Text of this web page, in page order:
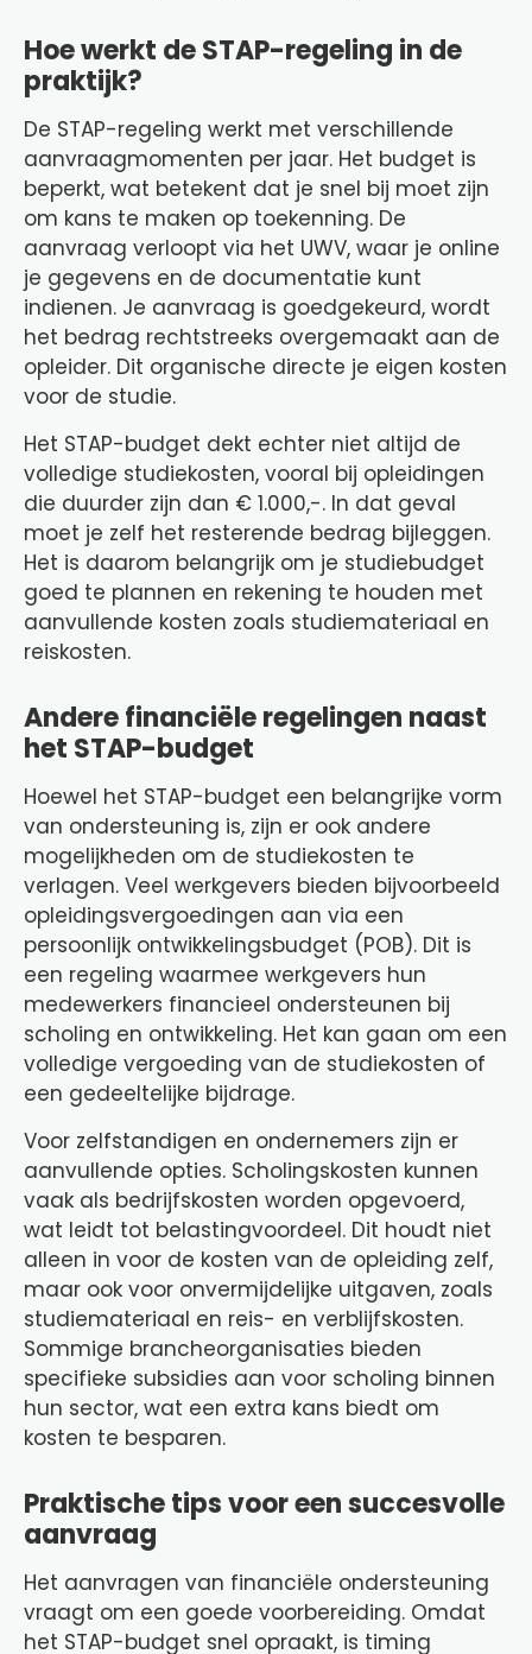
Hoe werkt de STAP-regeling in de
praktijk?
De STAP-regeling werkt met verschillende
aanvraagmomenten per jaar. Het budget is
beperkt, wat betekent dat je snel bij moet zijn
om kans te maken op toekenning. De
aanvraag verloopt via het UWV, waar je online
je gegevens en de documentatie kunt
indienen. Je aanvraag is goedgekeurd, wordt
het bedrag rechtstreeks overgemaakt aan de
opleider. Dit organische directe je eigen kosten
voor de studie.
Het STAP-budget dekt echter niet altijd de
volledige studiekosten, vooral bij opleidingen
die duurder zijn dan € 1.000,-. In dat geval
moet je zelf het resterende bedrag bijleggen.
Het is daarom belangrijk om je studiebudget
goed te plannen en rekening te houden met
aanvullende kosten zoals studiemateriaal en
reiskosten.
Andere financiële regelingen naast
het STAP-budget
Hoewel het STAP-budget een belangrijke vorm
van ondersteuning is, zijn er ook andere
mogelijkheden om de studiekosten te
verlagen. Veel werkgevers bieden bijvoorbeeld
opleidingsvergoedingen aan via een
persoonlijk ontwikkelingsbudget (POB). Dit is
een regeling waarmee werkgevers hun
medewerkers financieel ondersteunen bij
scholing en ontwikkeling. Het kan gaan om een
volledige vergoeding van de studiekosten of
een gedeeltelijke bijdrage.
Voor zelfstandigen en ondernemers zijn er
aanvullende opties. Scholingskosten kunnen
vaak als bedrijfskosten worden opgevoerd,
wat leidt tot belastingvoordeel. Dit houdt niet
alleen in voor de kosten van de opleiding zelf,
maar ook voor onvermijdelijke uitgaven, zoals
studiemateriaal en reis- en verblijfskosten.
Sommige brancheorganisaties bieden
specifieke subsidies aan voor scholing binnen
hun sector, wat een extra kans biedt om
kosten te besparen.
Praktische tips voor een succesvolle
aanvraag
Het aanvragen van financiële ondersteuning
vraagt om een goede voorbereiding. Omdat
het STAP-budget snel opraakt, is timing